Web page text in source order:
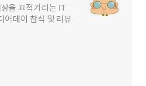
을 끄적거리는 IT
어데이 참석 및 리뷰